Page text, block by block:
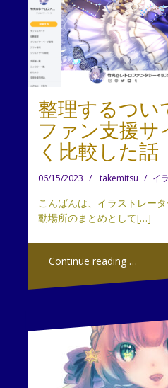
整理するつい
ファン支援サ
く比較した話
06/15/2023 takemitsu イ
こんばんは、イラストレー
動場所のまとめとして[…]
Continue reading …